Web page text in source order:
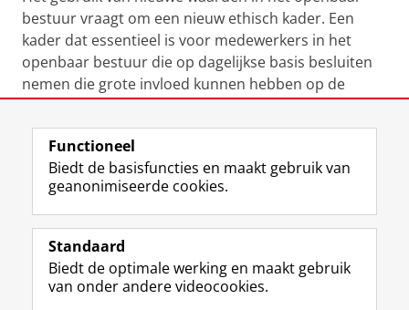
bestuur vraagt om een nieuw ethisch kader. Een
kader dat essentieel is voor medewerkers in het
openbaar bestuur die op dagelijkse basis besluiten
nemen die grote invloed kunnen hebben op de
levens van inwoners. Kan deze voorziening verstrekt
worden? Moet dit vervolgd worden? Moet dit worden
gedoogd?
Meer info & aanmelden
Deel dit Facebook LinkedIn
Functioneel
Biedt de basisfuncties en maakt gebruik van
geanonimiseerde cookies.
Standaard
Biedt de optimale werking en maakt gebruik
van onder andere videocookies.